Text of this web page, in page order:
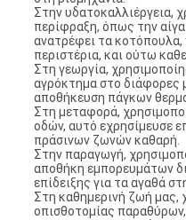
Στην υδατοκαλλιέργεια,
περίφραξη, όπως την
ανατρέφει τα κοτόπουλα,
περιστέρια, και ούτω
Στη γεωργία,
αγρόκτημα στο διάφορες
αποθήκευση πάγκων
Στη μεταφορά,
οδών, αυτό εχρησίμευσε
πράσινων ζωνών καθαρή.
Στην παραγωγή,
αποθήκη εμπορευμάτων
επίδειξης για τα αγαθά
Στη καθημερινή ζωή μας,
οπισθοτομίας